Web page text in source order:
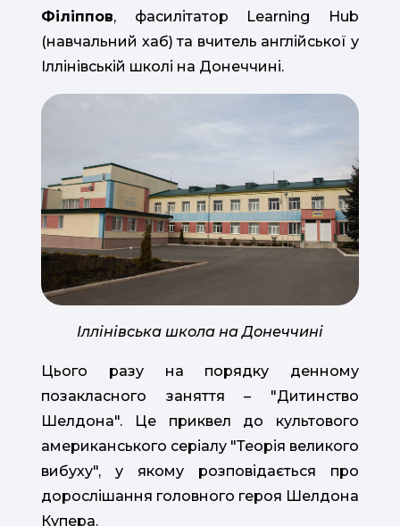
Філіппов, фасилітатор Learning Hub
(навчальний хаб) та вчитель англійської у
Іллінівській школі на Донеччині.
Іллінівська школа на Донеччині
Цього разу на порядку денному
позакласного заняття – "Дитинство
Шелдона". Це приквел до культового
американського серіалу "Теорія великого
вибуху", у якому розповідається про
дорослішання головного героя Шелдона
Купера.